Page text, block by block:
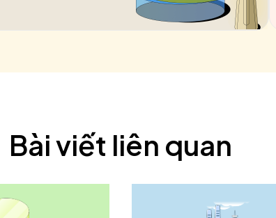
Bài viết liên quan